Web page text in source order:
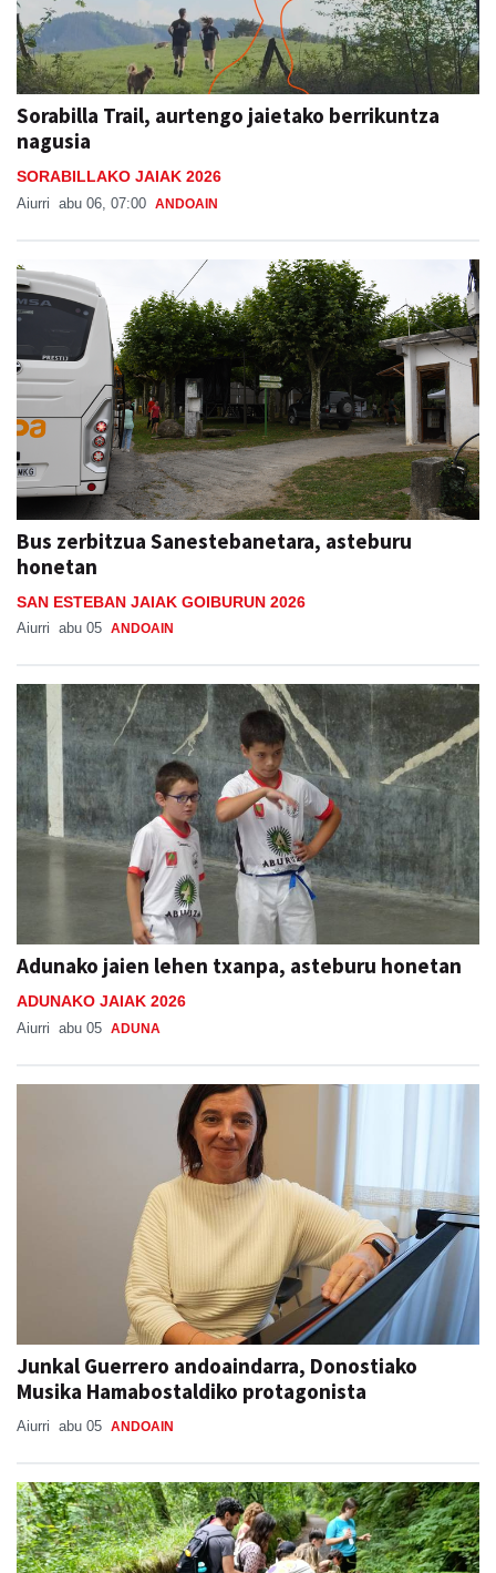
Sorabilla Trail, aurtengo jaietako berrikuntza
nagusia
SORABILLAKO JAIAK 2026
Aiurri abu 06, 07:00 ANDOAIN
Bus zerbitzua Sanestebanetara, asteburu
honetan
SAN ESTEBAN JAIAK GOIBURUN 2026
Aiurri abu 05 ANDOAIN
Adunako jaien lehen txanpa, asteburu honetan
ADUNAKO JAIAK 2026
Aiurri abu 05 ADUNA
Junkal Guerrero andoaindarra, Donostiako
Musika Hamabostaldiko protagonista
Aiurri abu 05 ANDOAIN